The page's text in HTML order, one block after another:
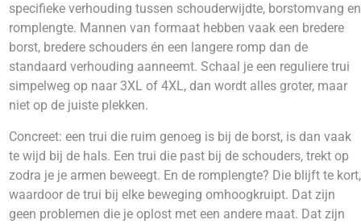
specifieke verhouding tussen schouderwijdte, borstomvang en
romplengte. Mannen van formaat hebben vaak een bredere
borst, bredere schouders én een langere romp dan de
standaard verhouding aanneemt. Schaal je een reguliere trui
simpelweg op naar 3XL of 4XL, dan wordt alles groter, maar
niet op de juiste plekken.
Concreet: een trui die ruim genoeg is bij de borst, is dan vaak
te wijd bij de hals. Een trui die past bij de schouders, trekt op
zodra je je armen beweegt. En de romplengte? Die blijft te kort,
waardoor de trui bij elke beweging omhoogkruipt. Dat zijn
geen problemen die je oplost met een andere maat. Dat zijn